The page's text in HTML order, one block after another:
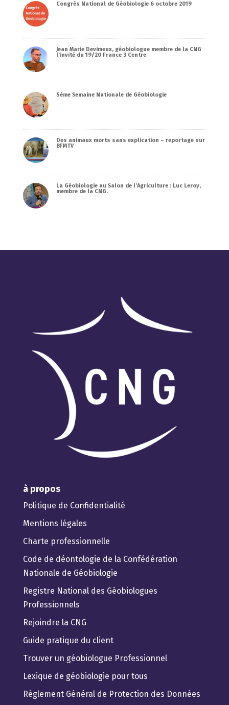
Congrès National de Géobiologie 6 octobre 2019
Jean Marie Devimeux, géobiologue membre de la CNG
l’invité du 19/20 France 3 Centre
5ème Semaine Nationale de Géobiologie
Des animaux morts sans explication – reportage sur
BFMTV
La Géobiologie au Salon de l’Agriculture : Luc Leroy,
membre de la CNG.
à propos
Politique de Confidentialité
Mentions légales
Charte professionnelle
Code de déontologie de la Confédération
Nationale de Géobiologie
Registre National des Géobiologues
Professionnels
Rejoindre la CNG
Guide pratique du client
Trouver un géobiologue Professionnel
Lexique de géobiologie pour tous
Règlement Général de Protection des Données